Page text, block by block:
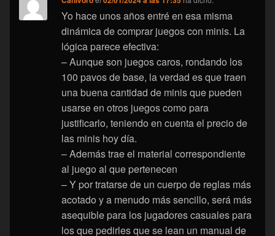
Yo hace unos años entré en esa misma
dinámica de comprar juegos con minis. La
lógica parece efectiva:
– Aunque son juegos caros, rondando los
100 pavos de base, la verdad es que traen
una buena cantidad de minis que pueden
usarse en otros juegos como para
justificarlo, teniendo en cuenta el precio de
las minis hoy día.
– Además trae el material correspondiente
al juego al que pertenecen
– Y por tratarse de un cuerpo de reglas más
acotado y a menudo más sencillo, será más
asequible para los jugadores casuales para
los que pedirles que se lean un manual de